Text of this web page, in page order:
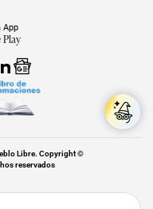
App
Play
Libre. Copyright ©
reservados